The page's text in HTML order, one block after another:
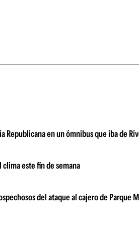
Republicana en un ómnibus que iba de
este fin de semana
del ataque al cajero de Parque